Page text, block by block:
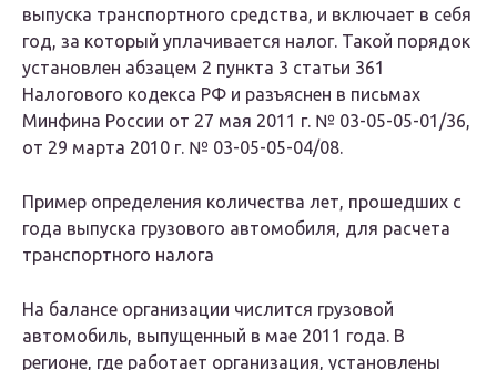
выпуска транспортного средства, и включает в себя
год, за который уплачивается налог. Такой порядок
установлен абзацем 2 пункта 3 статьи 361
Налогового кодекса РФ и разъяснен в письмах
Минфина России от 27 мая 2011 г. № 03-05-05-01/36,
от 29 марта 2010 г. № 03-05-05-04/08.
Пример определения количества лет, прошедших с
года выпуска грузового автомобиля, для расчета
транспортного налога
На балансе организации числится грузовой
автомобиль, выпущенный в мае 2011 года. В
регионе, где работает организация, установлены